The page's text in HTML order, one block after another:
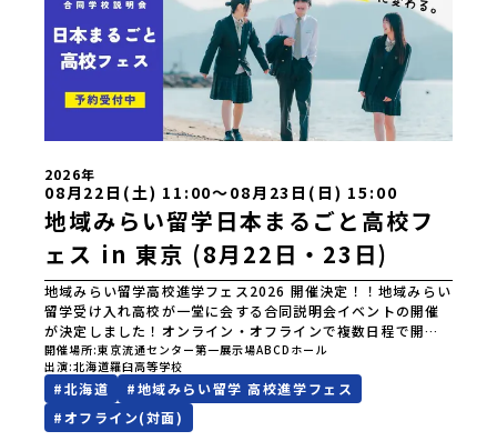
2026年
08月22日(土) 11:00〜08月23日(日) 15:00
地域みらい留学日本まるごと高校フ
ェス in 東京 (8月22日・23日)
地域みらい留学高校進学フェス2026 開催決定！！地域みらい
留学受け入れ高校が一堂に会する合同説明会イベントの開催
が決定しました！オンライン・オフラインで複数日程で開催
いたしますので、奮ってご参加ください。皆様にお会いでき
ますことを楽しみにしております。ページ下の「申し込む」
ボタンより事前予約をお願いいたします。\ 地域みらい留学高
校進学フェス in 東京 (8月22日・23日)/日時2026年8月22日
(土)11:00-17:00 8月23日(日)10:30-15:00場所東京
開催場所 東京流通センター第一展示場ABCDホール
出演 北海道羅臼高等学校
#北海道 #地域みらい留学 高校進学フェス
#オフライン(対面)